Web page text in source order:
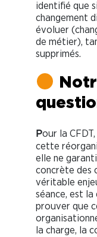
identifié que
changement
évoluer
de métier),
supprimés.
Pour la
cette
elle ne
concrète des
véritable
séance, est
prouver que
la charge, la